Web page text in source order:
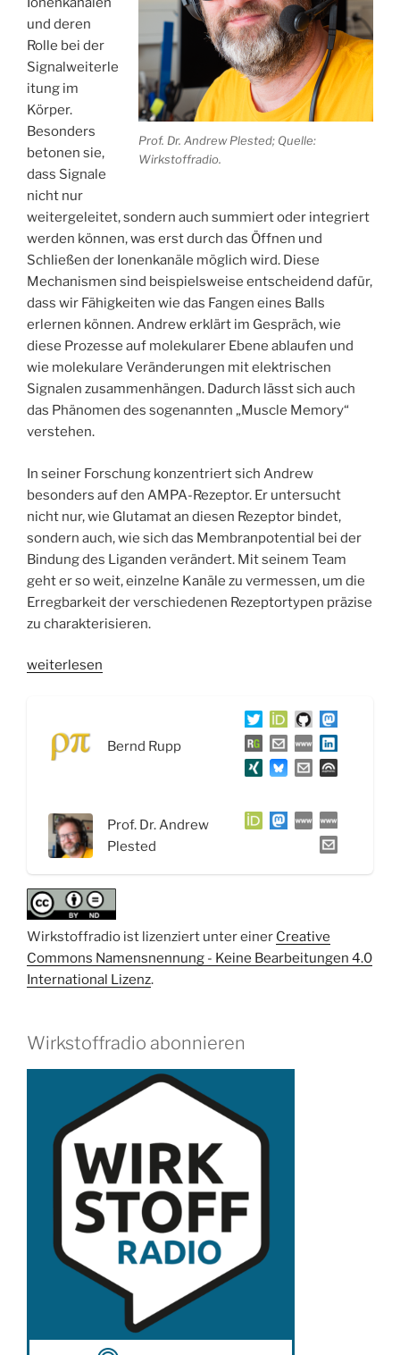
Prof. Dr. Andrew Plested; Quelle:
Wirkstoffradio.
und deren
Rolle bei der
Signalweiterle
itung im
Körper.
Besonders
betonen sie,
dass Signale
nicht nur
weitergeleitet, sondern auch summiert oder integriert
werden können, was erst durch das Öffnen und
Schließen der Ionenkanäle möglich wird. Diese
Mechanismen sind beispielsweise entscheidend dafür,
dass wir Fähigkeiten wie das Fangen eines Balls
erlernen können. Andrew erklärt im Gespräch, wie
diese Prozesse auf molekularer Ebene ablaufen und
wie molekulare Veränderungen mit elektrischen
Signalen zusammenhängen. Dadurch lässt sich auch
das Phänomen des sogenannten „Muscle Memory“
verstehen.
In seiner Forschung konzentriert sich Andrew
besonders auf den AMPA-Rezeptor. Er untersucht
nicht nur, wie Glutamat an diesen Rezeptor bindet,
sondern auch, wie sich das Membranpotential bei der
Bindung des Liganden verändert. Mit seinem Team
geht er so weit, einzelne Kanäle zu vermessen, um die
Erregbarkeit der verschiedenen Rezeptortypen präzise
zu charakterisieren.
„WSR080
Prof.
Andrew
Plested“
weiterlesen
Bernd Rupp
Prof. Dr. Andrew
Plested
Wirkstoffradio ist lizenziert unter einer Creative
Commons Namensnennung - Keine Bearbeitungen 4.0
International Lizenz.
Wirkstoffradio abonnieren